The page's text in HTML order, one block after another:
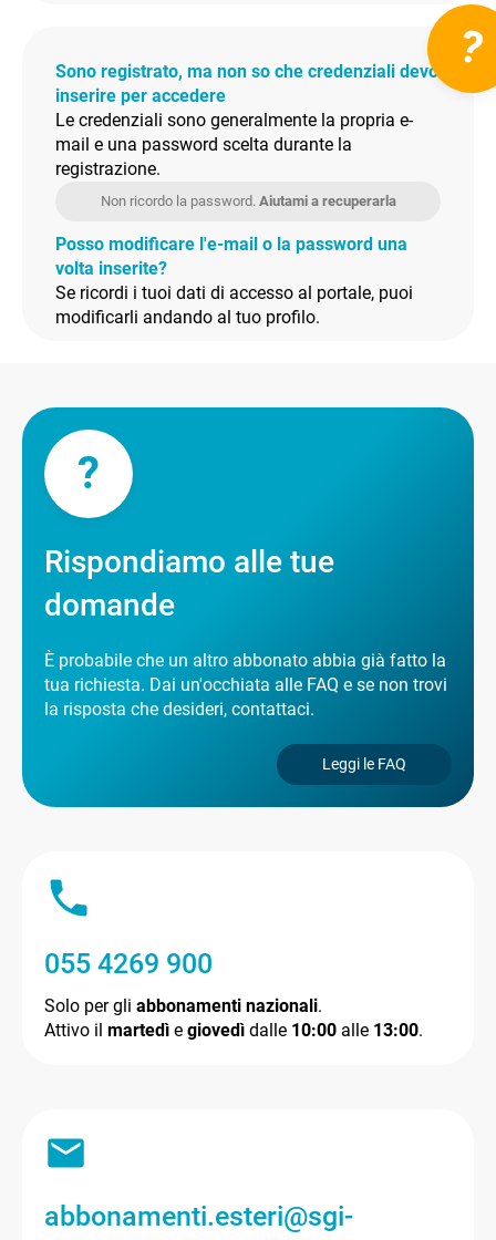
?
Sono registrato, ma non so che credenziali devo
inserire per accedere
Le credenziali sono generalmente la propria e-
mail e una password scelta durante la
registrazione.
Non ricordo la password. Aiutami a recuperarla
Posso modificare l'e-mail o la password una
volta inserite?
Se ricordi i tuoi dati di accesso al portale, puoi
modificarli andando al tuo profilo.
?
Rispondiamo alle tue
domande
È probabile che un altro abbonato abbia già fatto la
tua richiesta. Dai un'occhiata alle FAQ e se non trovi
la risposta che desideri, contattaci.
Leggi le FAQ
055 4269 900
Solo per gli abbonamenti nazionali.
Attivo il martedì e giovedì dalle 10:00 alle 13:00.
abbonamenti.esteri@sgi-